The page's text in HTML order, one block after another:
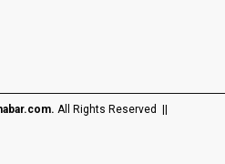
All Rights Reserved ||